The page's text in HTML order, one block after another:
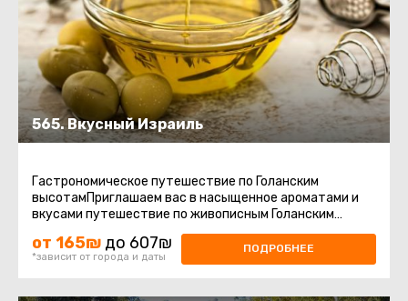
565. Вкусный Израиль
Гастрономическое путешествие по Голанским
высотамПриглашаем вас в насыщенное ароматами и
вкусами путешествие по живописным Голанским
высотам – региону, где природа ...
от 165₪ до 607₪
*зависит от города и даты
ПОДРОБНЕЕ